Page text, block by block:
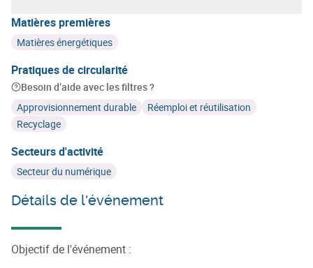
Matières premières
Matières énergétiques
Pratiques de circularité
Besoin d’aide avec les filtres ?
Approvisionnement durable
Réemploi et réutilisation
Recyclage
Secteurs d'activité
Secteur du numérique
Détails de l'événement
Objectif de l'événement :